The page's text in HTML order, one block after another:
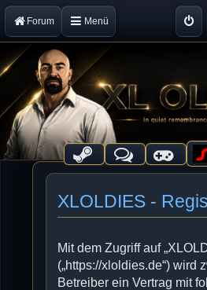
Forum Menü
XLOLDIES -
Mit dem Zugriff auf
(„https://xloldies.de“) wird
Betreiber ein Vertrag mit